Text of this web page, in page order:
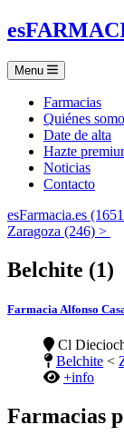
es
Menu
Farmacias
Quiénes
Date de alta
Hazte
Noticias
Contacto
esFarmacia.es
Zaragoza (246) >
Belchite (1)
Farmacia Alfonso
Cl
Belchite <
+info
Farmacias